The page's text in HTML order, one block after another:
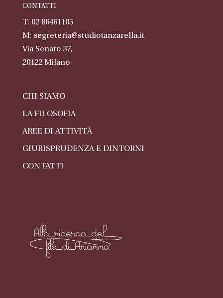
CONTATTI
T: 02 86461105
M: segreteria@studiotanzarella.it
Via Senato 37,
20122 Milano
CHI SIAMO
LA FILOSOFIA
AREE DI ATTIVITÀ
GIURISPRUDENZA E DINTORNI
CONTATTI